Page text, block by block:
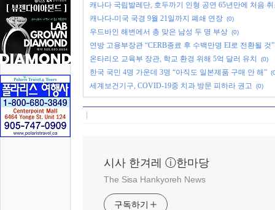
캐나다 국립발레단, 호두까기 인형 공연 65년만에 처음
캐나다-미국 국경 9월 21일까지 폐쇄 연장 (0)
우드바인 해변에서 총 맞은 남성 두 명 부상 (0)
연방 고용부장관 “CERB종료 후 수백만명 EI로 전환될 것”
온타리오 교육부 장관, 학교 환경 위해 5억 달러 유치
(0)
한국 국민 4명 가운데 3명 “아직도 일본제품 구매 안 해”
세계보건기구, COVID-19중 치과 방문 피하라 권고 (0)
시사 한겨레 ⓘ한마당
The Sisa Hankyoreh News
구독하기